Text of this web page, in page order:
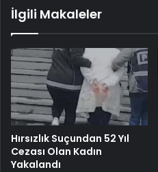
İlgili Makaleler
Hırsızlık Suçundan 52 Yıl
Cezası Olan Kadın
Yakalandı